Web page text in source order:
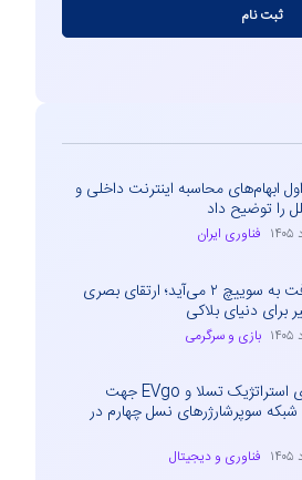
ثبت نام
ابهام‌های محاسبه اینترنت داخلی و
را توضیح داد
فناوری ایران
ماینکرفت به سوییچ ۲ می‌آید؛ ارتقای بصری
برای دنیای بلاکی
بازی و سرگرمی
همکاری استراتژیک تسلا و EVgo جهت
سوپرشارژرهای نسل چهارم در
فناوری و دیجیتال